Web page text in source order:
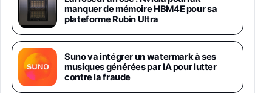
Chargeur Secteur Rapide 25W Inclus,
Smartphone déverrouillé, Noir, Version FR
1019€
Galaxy S26 Ultra 512 Go Bleu
1019€1399€Fnac (Vendeur Tiers)
manquer de mémoire HBM4E pour sa
plateforme Rubin Ultra
Suno va intégrer un watermark à ses
musiques générées par IA pour lutter
contre la fraude